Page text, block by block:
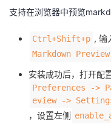
的我
支持在浏览器中预览
Ctrl+Shift+p , 输
Markdown Preview
安装成功后，打开配
Preferences ->
eview ->
，设置左侧